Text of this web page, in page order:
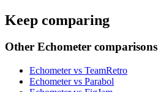
Keep comparing
Other Echometer comparisons
Echometer vs TeamRetro
Echometer vs Parabol